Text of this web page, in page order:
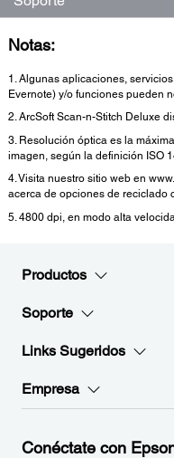
Notas:
1. Algunas aplicaciones,
Evernote) y/o funciones pueden
2. ArcSoft Scan-n-Stitch Deluxe
3. Resolución óptica es la
imagen, según la definición ISO
4. Visita nuestro sitio web en
acerca de opciones de reciclado
5. 4800 dpi, en modo alta
Productos
Soporte
Links Sugeridos
Empresa
Conéctate con